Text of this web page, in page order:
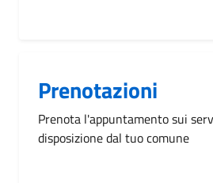
Prenotazioni
Prenota l'appuntamento sui
disposizione dal tuo comune